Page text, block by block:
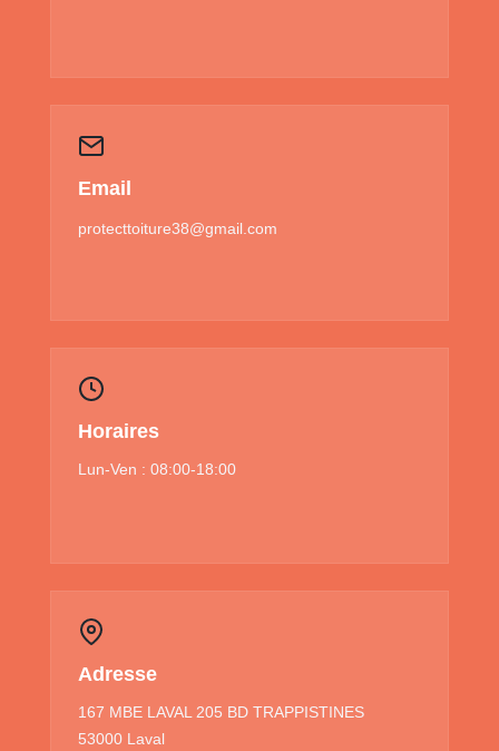
Email
protecttoiture38@gmail.com
Horaires
Lun-Ven : 08:00-18:00
Adresse
167 MBE LAVAL 205 BD TRAPPISTINES
53000 Laval